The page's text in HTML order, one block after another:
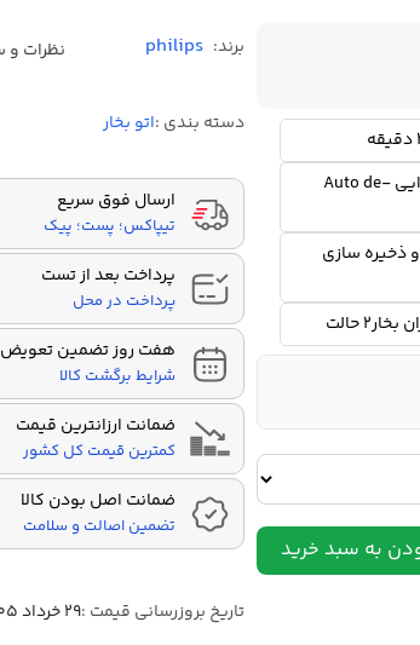
سیستم رسوب زدایی Auto de-
ذخیره سازی
حالت
به سبد خرید
برند: philips نظرات و
دسته بندی :اتو بخار
ارسال فوق سریع
تیپاکس؛ پست؛ پیک
پرداخت بعد از تست
پرداخت در محل
هفت روز تضمین تعویض
شرایط برگشت کالا
ضمانت ارزانترین قیمت
کمترین قیمت کل کشور
ضمانت اصل بودن کالا
تضمین اصالت و سلامت
تاریخ بروزرسانی قیمت :۲۹ خرداد ۱۴۰۵